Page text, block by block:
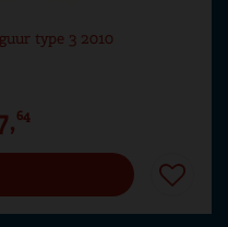
type 3 2010
,64